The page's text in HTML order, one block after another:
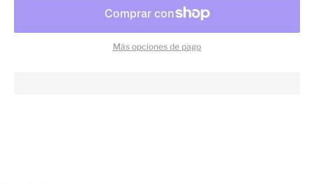
Más opciones de pago